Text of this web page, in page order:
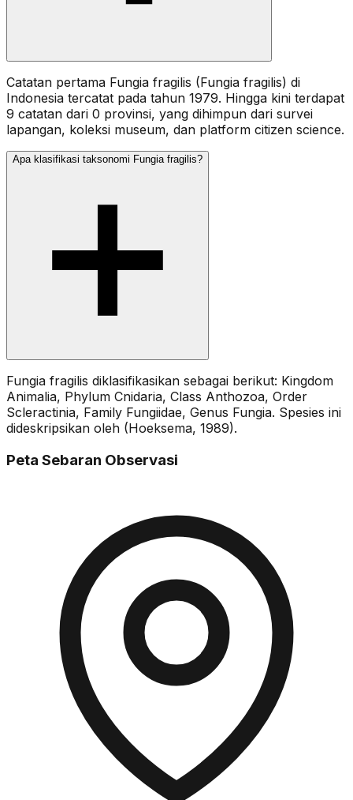
Catatan pertama Fungia fragilis (Fungia fragilis) di
Indonesia tercatat pada tahun 1979. Hingga kini terdapat
9 catatan dari 0 provinsi, yang dihimpun dari survei
lapangan, koleksi museum, dan platform citizen science.
Apa klasifikasi taksonomi Fungia fragilis?
Fungia fragilis diklasifikasikan sebagai berikut: Kingdom
Animalia, Phylum Cnidaria, Class Anthozoa, Order
Scleractinia, Family Fungiidae, Genus Fungia. Spesies ini
dideskripsikan oleh (Hoeksema, 1989).
Peta Sebaran Observasi